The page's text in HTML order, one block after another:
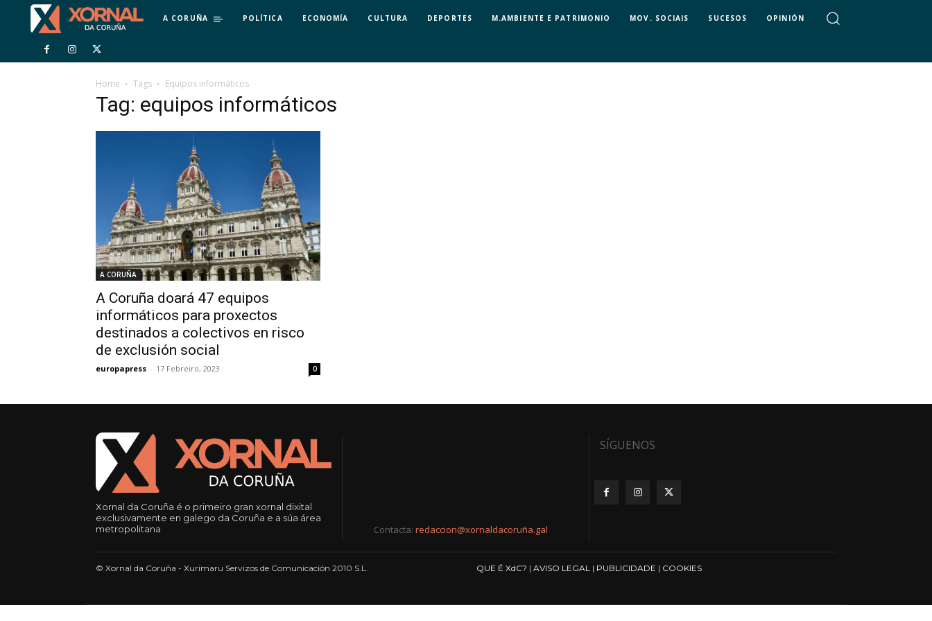
A CORUÑA POLÍTICA ECONOMÍA CULTURA DEPORTES M.AMBIENTE E PATRIMONIO MOV. SOCIAIS SUCESOS OPINIÓN
Home Tags Equipos informáticos
Tag: equipos informáticos
A CORUÑA
A Coruña doará 47 equipos
informáticos para proxectos
destinados a colectivos en risco
de exclusión social
europapress - 17 Febreiro, 2023 0
Xornal da Coruña é o primeiro gran xornal dixital
exclusivamente en galego da Coruña e a súa área
metropolitana
Contacta: redaccion@xornaldacoruña.gal
SÍGUENOS
© Xornal da Coruña - Xurimaru Servizos de Comunicación 2010 S.L. QUE É XdC? | AVISO LEGAL | PUBLICIDADE | COOKIES